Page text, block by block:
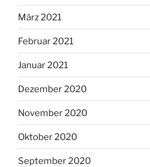
März 2021
Februar 2021
Januar 2021
Dezember 2020
November 2020
Oktober 2020
September 2020